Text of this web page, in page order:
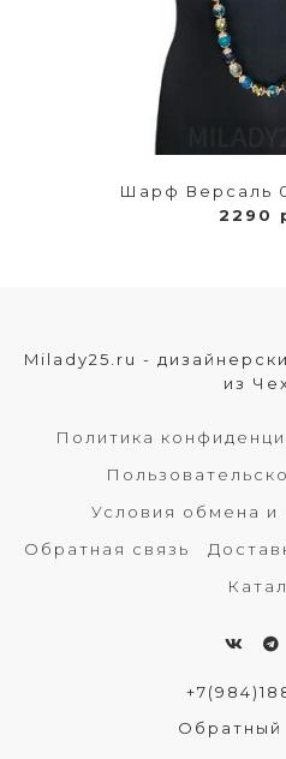
Шарф Версаль
2290
Milady25.ru -
из
Политика
Условия обмена и
Обратная связь
Обратный